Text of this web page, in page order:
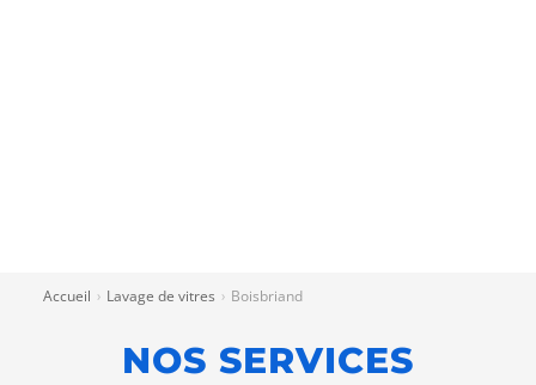
Accueil › Lavage de vitres › Boisbriand
NOS SERVICES